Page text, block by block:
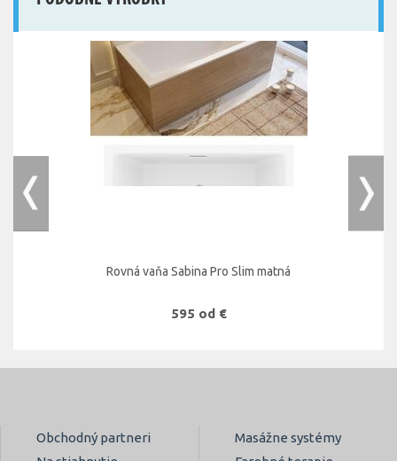
Rovná vaňa Sabina Pro Slim matná
595 od €
Obchodný partneri
Masážne systémy